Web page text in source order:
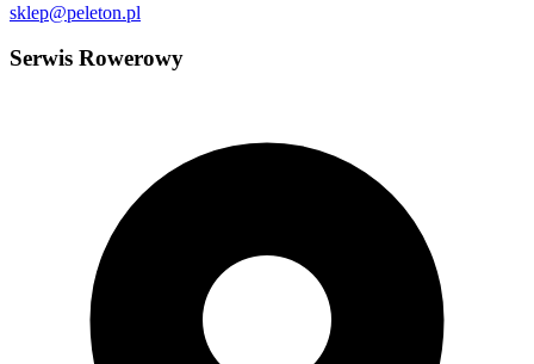
sklep@peleton.pl
Serwis Rowerowy